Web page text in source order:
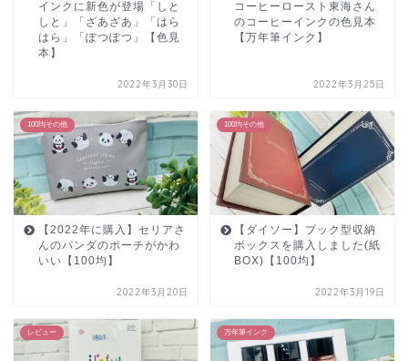
インクに新色が登場「しと
しと」「ざあざあ」「はら
はら」「ぽつぽつ」【色見
本】
2022年3月30日
コーヒーロースト東海さん
のコーヒーインクの色見本
【万年筆インク】
2022年3月25日
100均その他
【2022年に購入】セリアさ
んのパンダのポーチがかわ
いい【100均】
2022年3月20日
100均その他
【ダイソー】ブック型収納
ボックスを購入しました(紙
BOX)【100均】
2022年3月19日
レビュー 万年筆インク